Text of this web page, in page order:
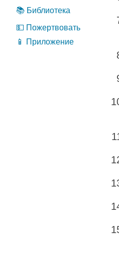
📚 Библиотека
💵 Пожертвовать
📱 Приложение